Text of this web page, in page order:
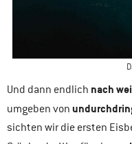
Und dann endlich nach
umgeben von
sichten wir die ersten